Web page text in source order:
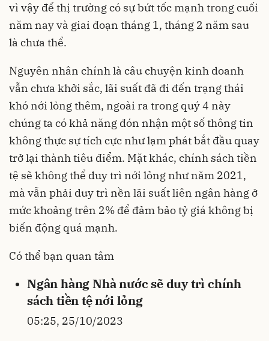
vì vậy để thị trường có sự bứt tốc mạnh trong cuối
năm nay và giai đoạn tháng 1, tháng 2 năm sau
là chưa thể.
Nguyên nhân chính là câu chuyện kinh doanh
vẫn chưa khởi sắc, lãi suất đã đi đến trạng thái
khó nới lỏng thêm, ngoài ra trong quý 4 này
chúng ta có khả năng đón nhận một số thông tin
không thực sự tích cực như lạm phát bắt đầu quay
trở lại thành tiêu điểm. Mặt khác, chính sách tiền
tệ sẽ không thể duy trì nới lỏng như năm 2021,
mà vẫn phải duy trì nền lãi suất liên ngân hàng ở
mức khoảng trên 2% để đảm bảo tỷ giá không bị
biến động quá mạnh.
Có thể bạn quan tâm
Ngân hàng Nhà nước sẽ duy trì chính
sách tiền tệ nới lỏng
05:25, 25/10/2023